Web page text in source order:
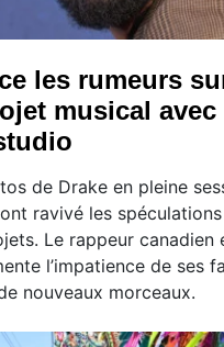
les rumeurs
musical avec
de Drake en pleine
ravivé les
Le rappeur canadien
l’impatience de ses
nouveaux morceaux.